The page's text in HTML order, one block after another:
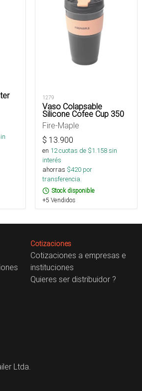
1279
Vaso Colapsable
Silicone Cofee Cup 350
Fire-Maple
$ 13.900
en 12cuotas de $1.158sin
interés
ahorras $420 por
transferencia.
Stock disponible
+5 Vendidos
Cotizaciones
Cotizaciones a empresas e
instituciones
Quieres ser distribuidor ?
Ltda.